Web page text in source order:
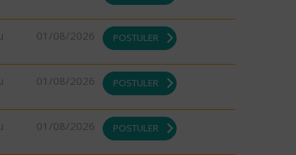
01/08/2026 POSTULER
01/08/2026 POSTULER
01/08/2026 POSTULER